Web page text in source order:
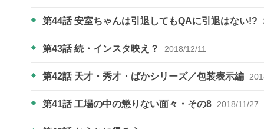
第44話 安室ちゃんは引退してもQAに引退はない!?
第43話 続・インスタ映え？ 2018/12/11
第42話 天才・秀才・ばかシリーズ／包装表示編
第41話 工場の中の懲りない面々・その8 2018/11/27